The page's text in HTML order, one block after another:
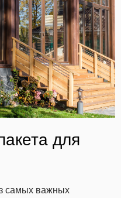
для
самых важных